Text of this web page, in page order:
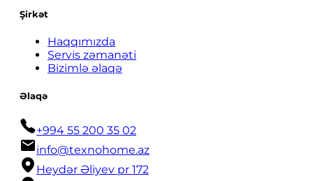
Şirkət
Haqqımızda
Servis zəmanəti
Bizimlə əlaqə
Əlaqə
+994 55 200 35 02
info@texnohome.az
Heydər Əliyev pr 172